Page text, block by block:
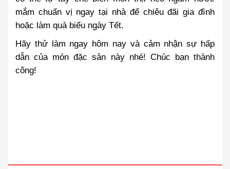
mắm chuẩn vị ngay tại nhà để chiêu đãi gia đình
hoặc làm quà biếu ngày Tết.
Hãy thử làm ngay hôm nay và cảm nhận sự hấp
dẫn của món đặc sản này nhé! Chúc bạn thành
công!